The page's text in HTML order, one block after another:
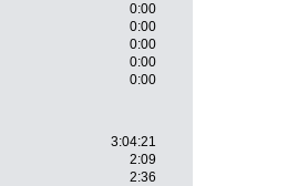
0:00
0:00
0:00
0:00
0:00
3:04:21
2:09
2:36